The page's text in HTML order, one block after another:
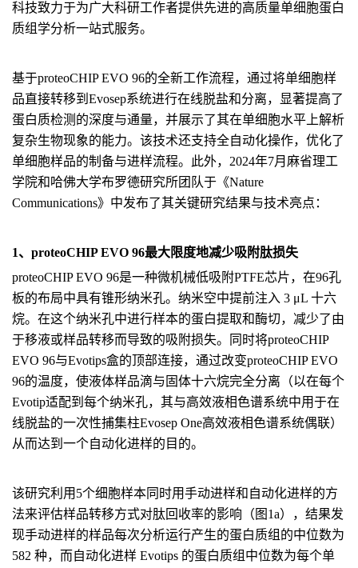
科技致力于为广大科研工作者提供先进的高质量单细胞蛋白
质组学分析一站式服务。
基于proteoCHIP EVO 96的全新工作流程，通过将单细胞样
品直接转移到Evosep系统进行在线脱盐和分离，显著提高了
蛋白质检测的深度与通量，并展示了其在单细胞水平上解析
复杂生物现象的能力。该技术还支持全自动化操作，优化了
单细胞样品的制备与进样流程。此外，2024年7月麻省理工
学院和哈佛大学布罗德研究所团队于《Nature
Communications》中发布了其关键研究结果与技术亮点：
1、proteoCHIP EVO 96最大限度地减少吸附肽损失
proteoCHIP EVO 96是一种微机械低吸附PTFE芯片，在96孔
板的布局中具有锥形纳米孔。纳米空中提前注入 3 μL 十六
烷。在这个纳米孔中进行样本的蛋白提取和酶切，减少了由
于移液或样品转移而导致的吸附损失。同时将proteoCHIP
EVO 96与Evotips盒的顶部连接，通过改变proteoCHIP EVO
96的温度，使液体样品滴与固体十六烷完全分离（以在每个
Evotip适配到每个纳米孔，其与高效液相色谱系统中用于在
线脱盐的一次性捕集柱Evosep One高效液相色谱系统偶联）
从而达到一个自动化进样的目的。
该研究利用5个细胞样本同时用手动进样和自动化进样的方
法来评估样品转移方式对肽回收率的影响（图1a），结果发
现手动进样的样品每次分析运行产生的蛋白质组的中位数为
582 种，而自动化进样 Evotips 的蛋白质组中位数为每个单